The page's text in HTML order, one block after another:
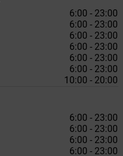
6:00 - 23:00
6:00 - 23:00
6:00 - 23:00
6:00 - 23:00
6:00 - 23:00
6:00 - 23:00
10:00 - 20:00
6:00 - 23:00
6:00 - 23:00
6:00 - 23:00
6:00 - 23:00